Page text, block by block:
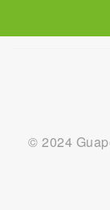
© 2024